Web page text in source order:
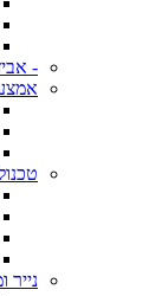
-
נייר